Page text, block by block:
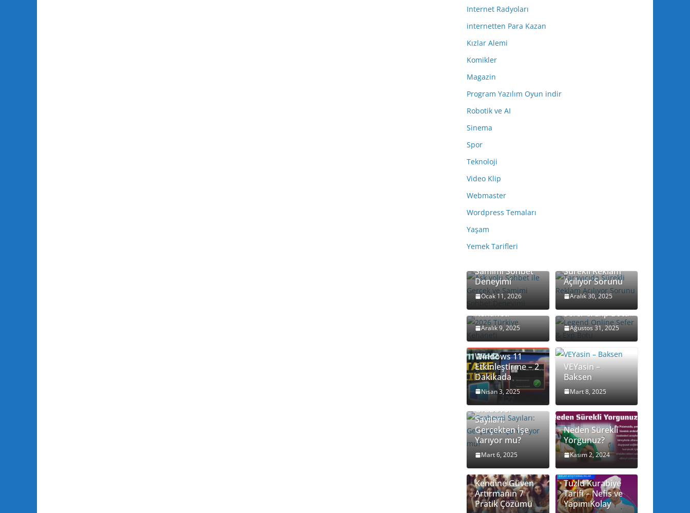
Internet Radyoları
internetten Para Kazan
Kızlar Alemi
Komikler
Magazin
Program Yazılım Oyun indir
Robotik ve AI
Sinema
Spor
Teknoloji
Video Klip
Webmaster
Wordpress Temaları
Yaşam
Yemek Tarifleri
Ask yolu Sohbet
Samimi Sohbet
Deneyimi
Ocak 11, 2026
Sürekli Reklam
Açılıyor Sorunu
Aralık 30, 2025
2026 Türkiye
Kehaneti
Aralık 9, 2025
Legend Online
Sefer & Exp Botu
Ağustos 31, 2025
Windows 11
Etkinleştirme – 2
Dakikada
Nisan 3, 2025
VEYasin –
Baksen
Mart 8, 2025
Grabovoi
Sayıları:
Gerçekten İşe
Yarıyor mu?
Mart 6, 2025
Neden Sürekli
Yorgunuz?
Kasım 2, 2024
Kendine Güven
Artırmanın 7
Pratik Çözümü
Tuzlu Kurabiye
Tarifi – Nefis ve
YapımıKolay